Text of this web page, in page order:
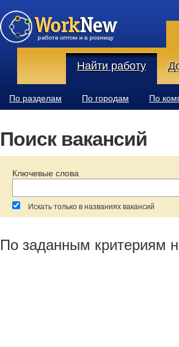
Найти работу
По разделам По городам По
Поиск вакансий
Ключевые слова
Искать только в названиях вакансий
По заданным критериям